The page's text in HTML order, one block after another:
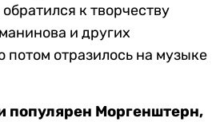
к творчеству
и других
потом отразилось на музыке
популярен Моргенштерн,